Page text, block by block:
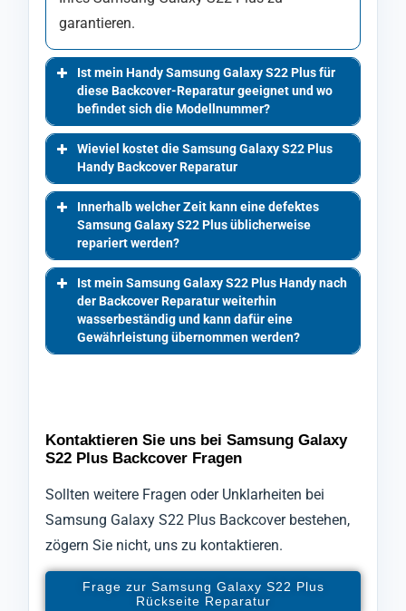
garantieren.
Ist mein Handy Samsung Galaxy S22 Plus für
diese Backcover-Reparatur geeignet und wo
befindet sich die Modellnummer?
Wieviel kostet die Samsung Galaxy S22 Plus
Handy Backcover Reparatur
Innerhalb welcher Zeit kann eine defektes
Samsung Galaxy S22 Plus üblicherweise
repariert werden?
Ist mein Samsung Galaxy S22 Plus Handy nach
der Backcover Reparatur weiterhin
wasserbeständig und kann dafür eine
Gewährleistung übernommen werden?
Kontaktieren Sie uns bei Samsung Galaxy
S22 Plus Backcover Fragen
Sollten weitere Fragen oder Unklarheiten bei
Samsung Galaxy S22 Plus Backcover bestehen,
zögern Sie nicht, uns zu kontaktieren.
Frage zur Samsung Galaxy S22 Plus
Rückseite Reparatur